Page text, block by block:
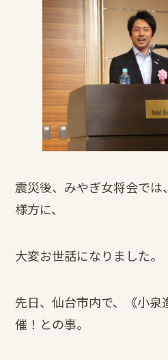
震災後、みやぎ女将会で
様方に、
大変お世話になりました。
先日、仙台市内で、《小泉
催！との事。